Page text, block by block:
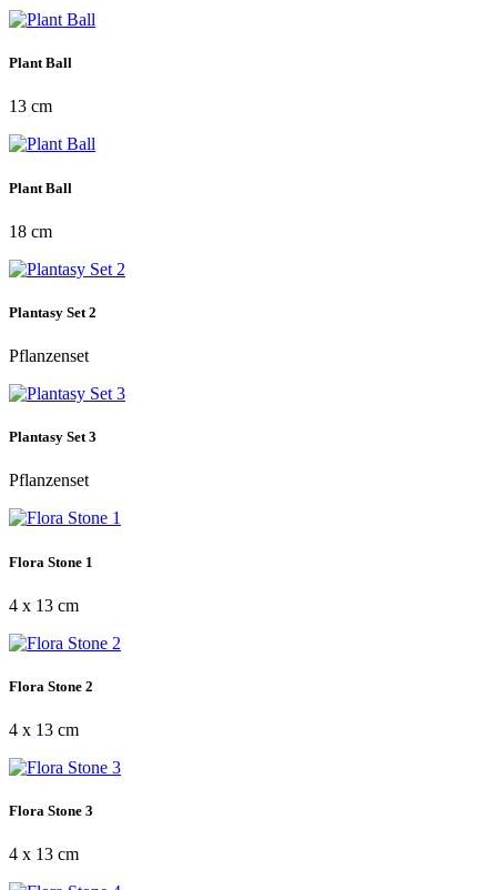
Plant Ball
13 cm
Plant Ball
18 cm
Plantasy Set 2
Pflanzenset
Plantasy Set 3
Pflanzenset
Flora Stone 1
4 x 13 cm
Flora Stone 2
4 x 13 cm
Flora Stone 3
4 x 13 cm